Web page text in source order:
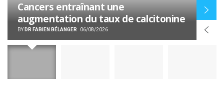
Cancers entraînant une
augmentation du taux de calcitonine
BY DR FABIEN BÉLANGER 06/08/2026